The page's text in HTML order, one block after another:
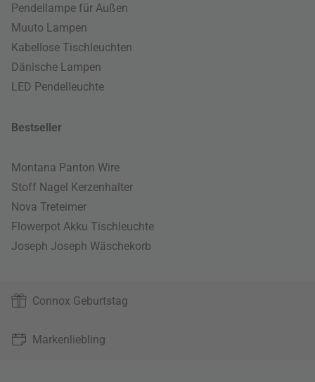
Pendellampe für Außen
Muuto Lampen
Kabellose Tischleuchten
Dänische Lampen
LED Pendelleuchte
Bestseller
Montana Panton Wire
Stoff Nagel Kerzenhalter
Nova Treteimer
Flowerpot Akku Tischleuchte
Joseph Joseph Wäschekorb
Connox Geburtstag
Markenliebling